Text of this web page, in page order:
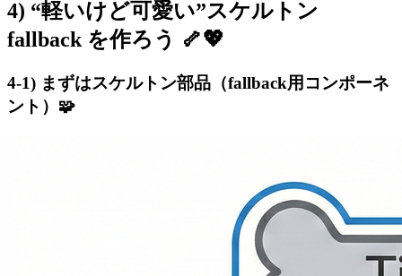
4) “軽いけど可愛い”スケルトン
fallback を作ろう 🦴💖
4-1) まずはスケルトン部品（fallback用コンポーネ
ント）🧩